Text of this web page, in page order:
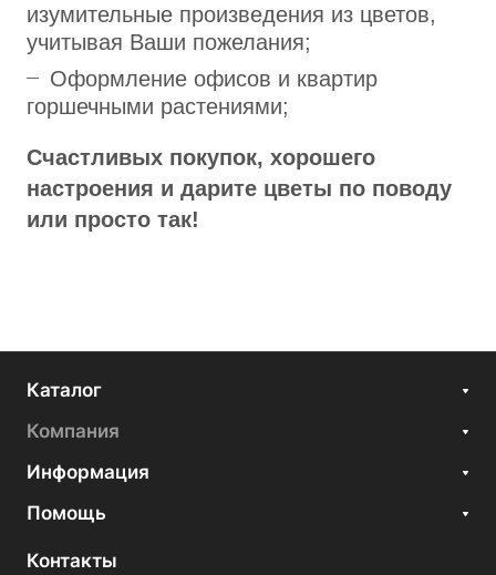
изумительные произведения из цветов,
учитывая Ваши пожелания;
Оформление офисов и квартир
горшечными растениями;
Счастливых покупок, хорошего
настроения и дарите цветы по поводу
или просто так!
Каталог
Компания
Информация
Помощь
Контакты